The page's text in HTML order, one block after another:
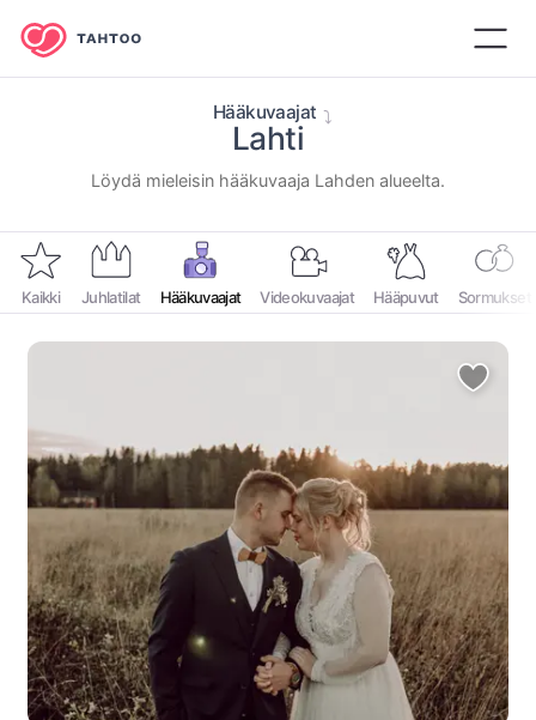
Hääkuvaajat
Lahti
⁨Löydä mieleisin hääkuvaaja ⁨Lahden⁩ alueelta.⁩
Kaikki Juhlatilat Hääkuvaajat Videokuvaajat Hääpuvut Sormukset